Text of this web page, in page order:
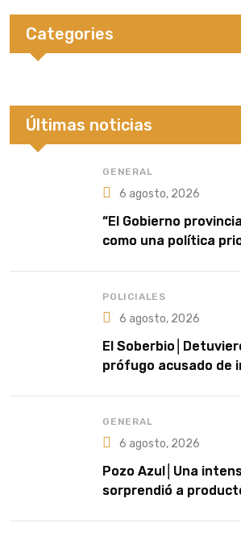
Categories
Últimas noticias
GENERAL
6 agosto, 2026
“El Gobierno
como una política
POLICIALES
6 agosto, 2026
El
prófugo acusado de
GENERAL
6 agosto, 2026
Pozo Azul│Una
sorprendió a